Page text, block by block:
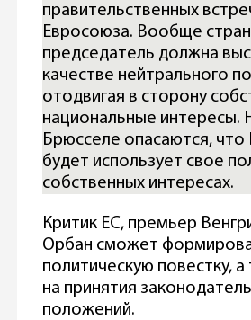
правительственных
Евросоюза. Вообще
председатель должна
качестве нейтрального
отодвигая в сторону
национальные интересы.
Брюсселе опасаются, что
будет использует свое
собственных интересах.
Критик ЕС, премьер
Орбан сможет
политическую повестку, а
на принятия
положений.